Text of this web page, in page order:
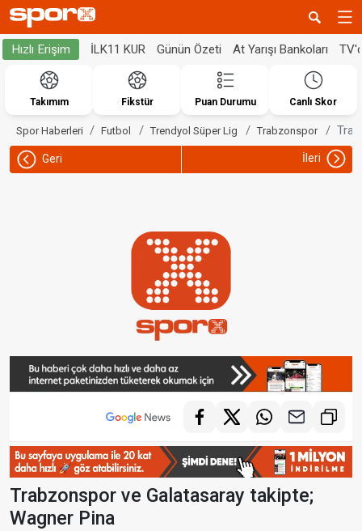
Hızlı Erişim İLK11 KUR Günün Özeti At Yarışı Bankoları
Takımım Fikstür Puan Durumu Canlı Skor
Spor Haberleri Futbol Trendyol Süper Lig Trabzonspor
Geri İleri
Trabzonspor ve Galatasaray takipte;
Wagner Pina